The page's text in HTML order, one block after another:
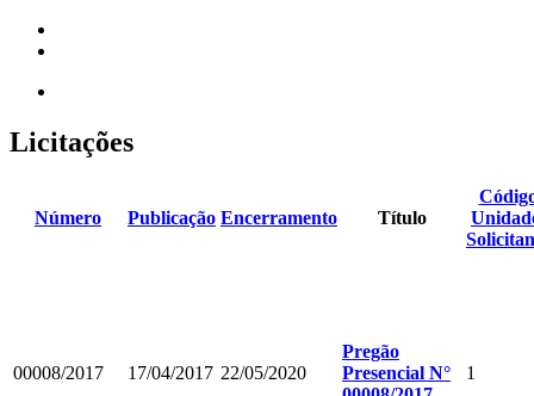
Licitações
Número Publicação Encerramento Título
00008/2017 17/04/2017 22/05/2020
Pregão
Presencial N°
1